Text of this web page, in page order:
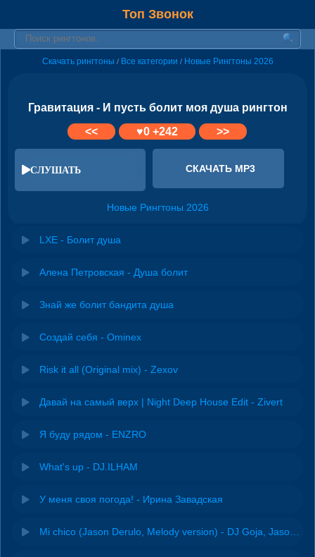
Топ Звонок
Скачать рингтоны / Все категории / Новые Рингтоны 2026
Гравитация - И пусть болит моя душа рингтон
<<
♥0+242 >>
СЛУШАТЬ СКАЧАТЬ MP3
Новые Рингтоны 2026
LXE - Болит душа
Алена Петровская - Душа болит
Знай же болит бандита душа
Создай себя - Ominex
Risk it all (Original mix) - Zexov
Давай на самый верх | Night Deep House Edit - Zivert
Я буду рядом - ENZRO
What's up - DJ.ILHAM
У меня своя погода! - Ирина Завадская